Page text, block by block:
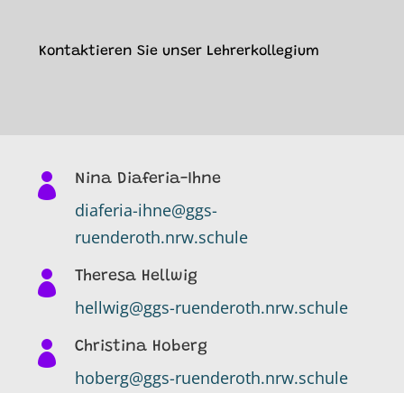
Kontaktieren Sie unser Lehrerkollegium
 Nina Diaferia-Ihne
diaferia-ihne@ggs-
ruenderoth.nrw.schule
 Theresa Hellwig
hellwig@ggs-ruenderoth.nrw.schule
 Christina Hoberg
hoberg@ggs-ruenderoth.nrw.schule